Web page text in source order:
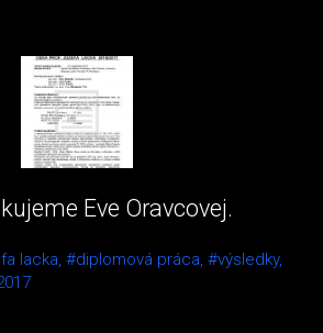
Eve Oravcovej.
lacka, #diplomová práca, #výsledky,